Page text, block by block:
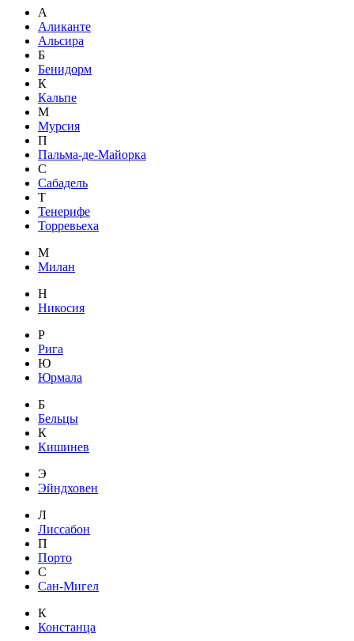
А
Аликанте
Альсира
Б
Бенидорм
К
Кальпе
М
Мурсия
П
Пальма-де-Майорка
С
Сабадель
Т
Тенерифе
Торревьеха
М
Милан
Н
Никосия
Р
Рига
Ю
Юрмала
Б
Бельцы
К
Кишинев
Э
Эйндховен
Л
Лиссабон
П
Порто
С
Сан-Мигел
К
Констанца